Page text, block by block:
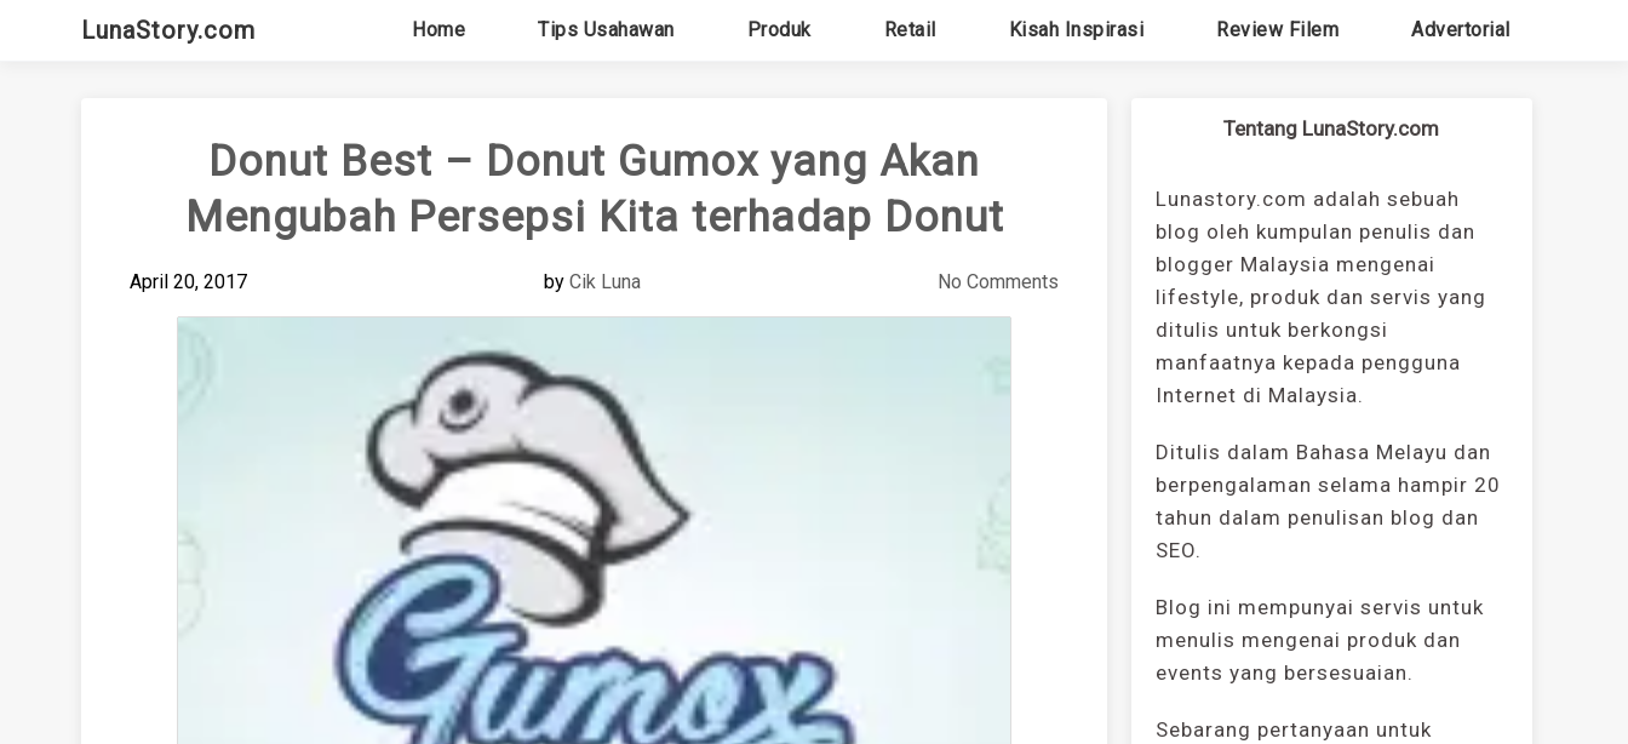
LunaStory.com Home Tips Usahawan Produk Retail Kisah Inspirasi Review Filem Advertorial
Donut Best – Donut Gumox yang Akan
Mengubah Persepsi Kita terhadap Donut
April 20, 2017 byCik Luna No Comments
Tentang LunaStory.com
Lunastory.com adalah sebuah
blog oleh kumpulan penulis dan
blogger Malaysia mengenai
lifestyle, produk dan servis yang
ditulis untuk berkongsi
manfaatnya kepada pengguna
Internet di Malaysia.
Ditulis dalam Bahasa Melayu dan
berpengalaman selama hampir 20
tahun dalam penulisan blog dan
SEO.
Blog ini mempunyai servis untuk
menulis mengenai produk dan
events yang bersesuaian.
Sebarang pertanyaan untuk